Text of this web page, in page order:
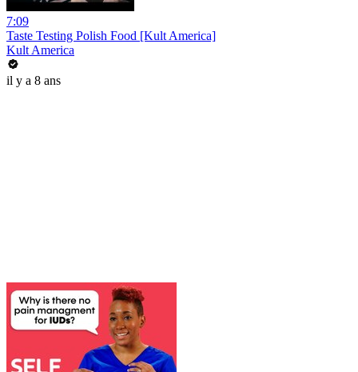
7:09
Taste Testing Polish Food [Kult America]
Kult America
il y a 8 ans